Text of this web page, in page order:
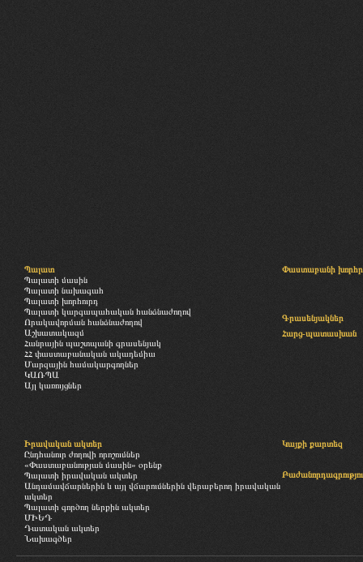
Պալատ
Պալատի մասին
Պալատի նախագահ
Պալատի խորհուրդ
Պալատի կարգապահական հանձնաժողով
Որակավորման հանձնաժողով
Աշխատակազմ
Հանրային պաշտպանի գրասենյակ
ՀՀ փաստաբանական ակադեմիա
Մարզային համակարգողներ
ԿԱՌՊԱ
Այլ կառույցներ
Փաստաբանի
Գրասենյակներ
Հարց-պատասխան
Իրավական ակտեր
Ընդհանուր ժողովի որոշումներ
«Փաստաբանության մասին» օրենք
Պալատի իրավական ակտեր
Անդամավճարներին և այլ վճարումներին վերաբերող իրավական
ակտեր
Պալատի գործող ներքին ակտեր
ՄԻԵԴ
Դատական ակտեր
Նախագծեր
Կայքի քարտեզ